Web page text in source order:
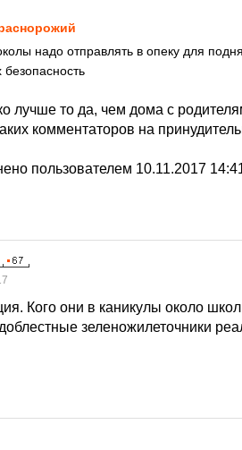
надо отправлять в опеку для
лучше то да, чем дома с
комментаторов на
пользователем 10.11.2017
Кого они в каникулы около
зеленожилеточники